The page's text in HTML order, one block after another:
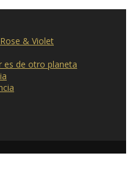
Rose & Violet
es de otro planeta